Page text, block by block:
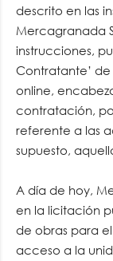
descrito en las
Mercagranada
instrucciones,
Contratante’
online,
contratación,
referente a las
supuesto,
A día de hoy,
en la licitación
de obras para
acceso a la